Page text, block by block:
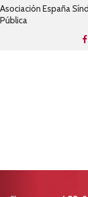
Asociación España
Pública